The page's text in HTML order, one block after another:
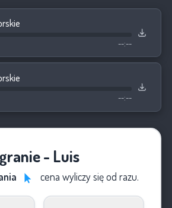
--:--
--:--
- Luis
cena wyliczy się od razu.